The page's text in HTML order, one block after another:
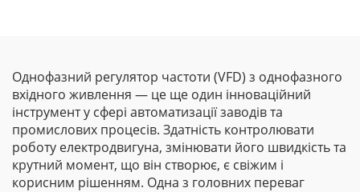
Однофазний регулятор частоти (VFD) з однофазного
вхідного живлення — це ще один інноваційний
інструмент у сфері автоматизації заводів та
промислових процесів. Здатність контролювати
роботу електродвигуна, змінювати його швидкість та
крутний момент, що він створює, є свіжим і
корисним рішенням. Одна з головних переваг